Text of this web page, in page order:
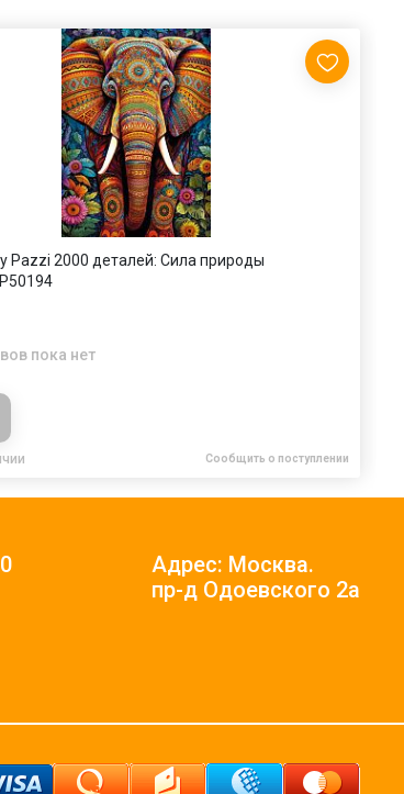
Pazzi 2000 деталей: Сила природы
пока нет
Сообщить о поступлении
Адрес: Москва.
пр-д Одоевского 2а